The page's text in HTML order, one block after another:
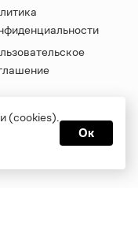
(cookies).
Ок